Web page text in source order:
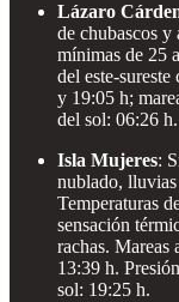
Lázaro
de chubascos
mínimas de 25
del este-
y 19:05 h;
del sol: 06:26
Isla Mujeres:
nublado,
Temperaturas
sensación
rachas. Mareas
13:39 h.
sol: 19:25 h.